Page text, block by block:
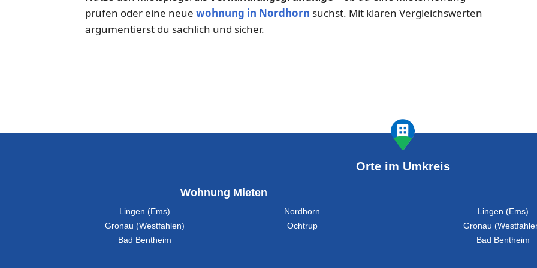
prüfen oder eine neue wohnung in Nordhorn suchst. Mit klaren Vergleichswerten
argumentierst du sachlich und sicher.
Orte im Umkreis
Wohnung Mieten
Lingen (Ems)
Nordhorn
Gronau (Westfahlen)
Ochtrup
Bad Bentheim
Lingen (Ems)
Gronau
Bad Bentheim